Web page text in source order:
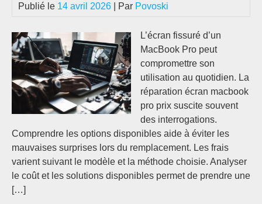
Publié le 14 avril 2026 | Par Povoski
L’écran fissuré d’un
MacBook Pro peut
compromettre son
utilisation au quotidien. La
réparation écran macbook
pro prix suscite souvent
des interrogations.
Comprendre les options disponibles aide à éviter les
mauvaises surprises lors du remplacement. Les frais
varient suivant le modèle et la méthode choisie. Analyser
le coût et les solutions disponibles permet de prendre une
[…]